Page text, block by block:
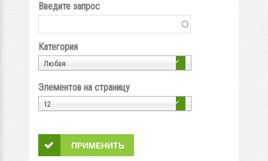
Введите запрос
Категория
Любая
Элементов на страницу
12